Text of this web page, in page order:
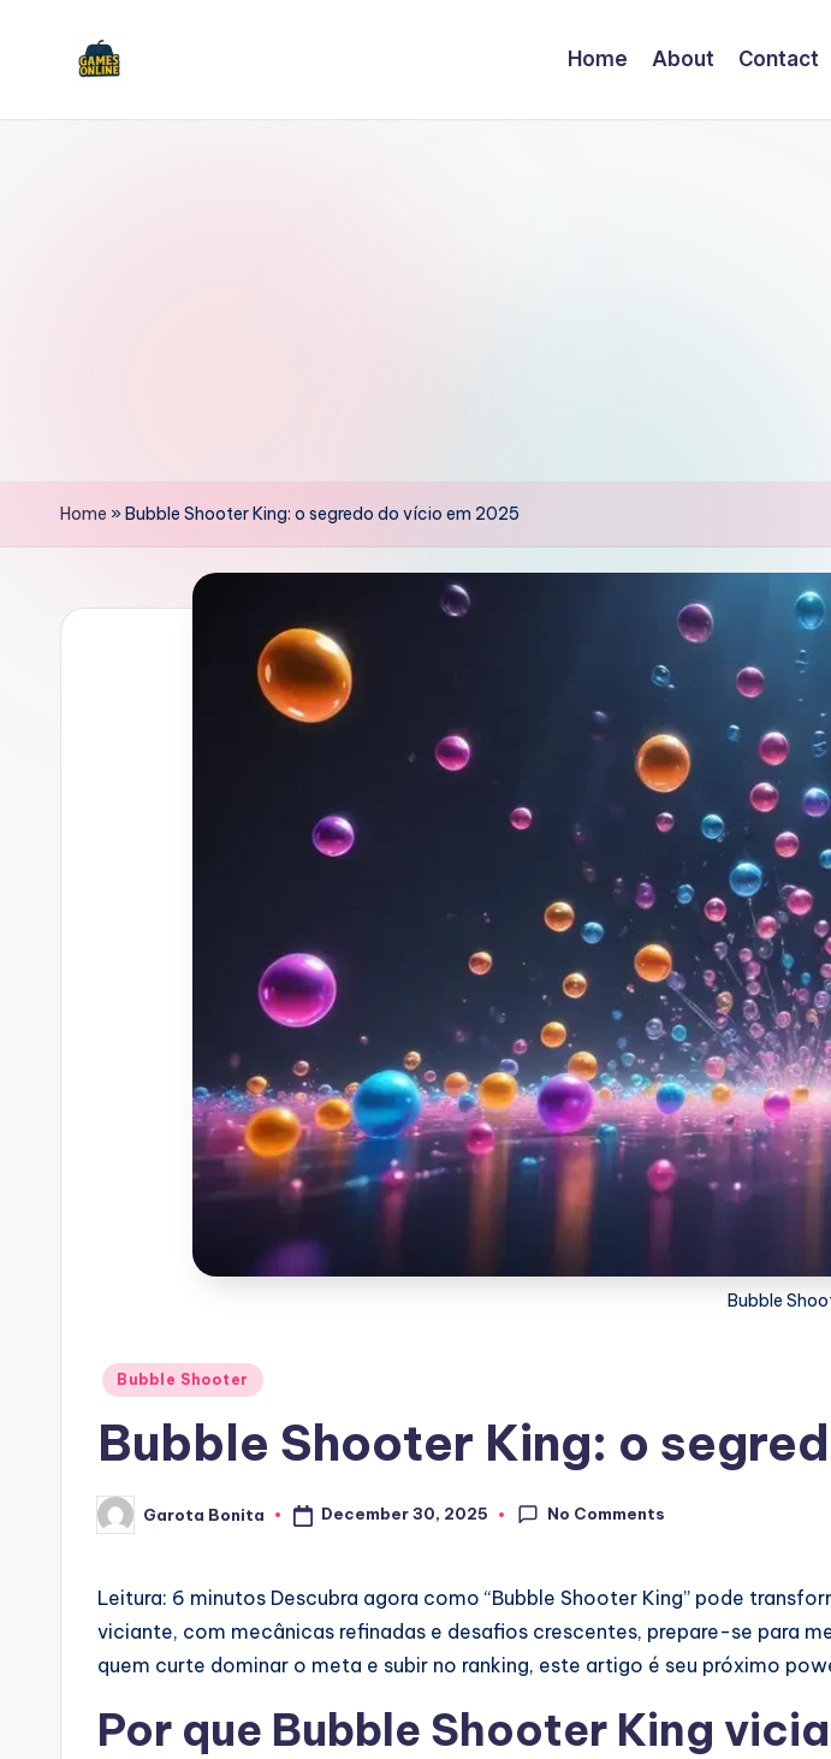
F
Home About Contact
Home »Bubble Shooter King: o segredo do vício em 2025
Bubble
Posted
Bubble Shooter
Bubble Shooter King: o
Posted
by
Garota Bonita December 30, 2025 No Comments
Leitura: 6 minutos Descubra agora como “Bubble Shooter King” pode
viciante, com mecânicas refinadas e desafios crescentes, prepare-se para
quem curte dominar o meta e subir no ranking, este artigo é seu próximo
Por que Bubble Shooter King